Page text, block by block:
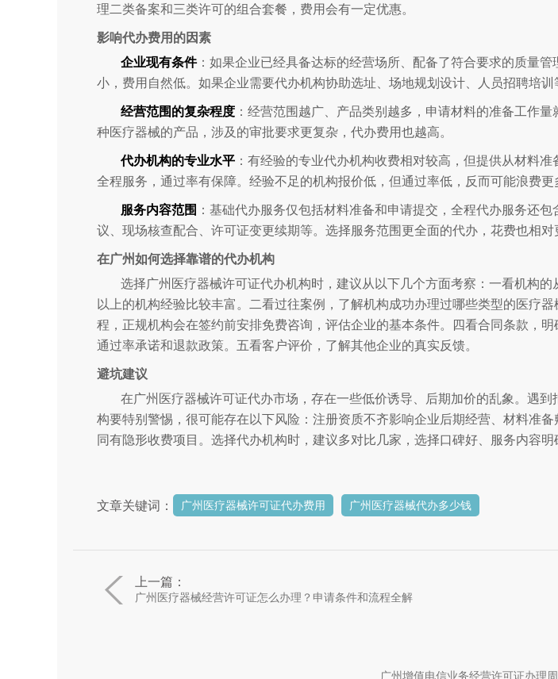
理二类备案和三类许可的组合套餐，费用会有一定优惠。
影响代办费用的因素
企业现有条件：如果企业已经具备达标的经营场所、配备了符合要求的质量管
小，费用自然低。如果企业需要代办机构协助选址、场地规划设计、人员招聘培训
经营范围的复杂程度 ：经营范围越广、产品类别越多，申请材料的准备工作
种医疗器械的产品，涉及的审批要求更复杂，代办费用也越高。
代办机构的专业水平 ：有经验的专业代办机构收费相对较高，但提供从材料
全程服务，通过率有保障。经验不足的机构报价低，但通过率低，反而可能浪费更
服务内容范围 ：基础代办服务仅包括材料准备和申请提交，全程代办服务还
议、现场核查配合、许可证变更续期等。选择服务范围更全面的代办，花费也相对
在广州如何选择靠谱的代办机构
选择广州医疗器械许可证代办机构时，建议从以下几个方面考察：一看机构的
以上的机构经验比较丰富。二看过往案例，了解机构成功办理过哪些类型的医疗
程，正规机构会在签约前安排免费咨询，评估企业的基本条件。四看合同条款，明
通过率承诺和退款政策。五看客户评价，了解其他企业的真实反馈。
避坑建议
在广州医疗器械许可证代办市场，存在一些低价诱导、后期加价的乱象。遇到
构要特别警惕，很可能存在以下风险：注册资质不齐影响企业后期经营、材料准
同有隐形收费项目。选择代办机构时，建议多对比几家，选择口碑好、服务内容明
文章关键词： 广州医疗器械许可证代办费用 广州医疗器械代办多少钱
上一篇：
广州医疗器械经营许可证怎么办理？申请条件和流程全解
广州增值电信业务经营许可证办理